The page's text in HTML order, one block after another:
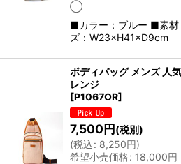
◯
■カラー：ブルー ■素材
ズ：W23×H41×D9cm
ボディバッグ メンズ 人
レンジ
[P1067OR]
7,500円(税別)
(税込: 8,250円)
希望小売価格: 18,000円